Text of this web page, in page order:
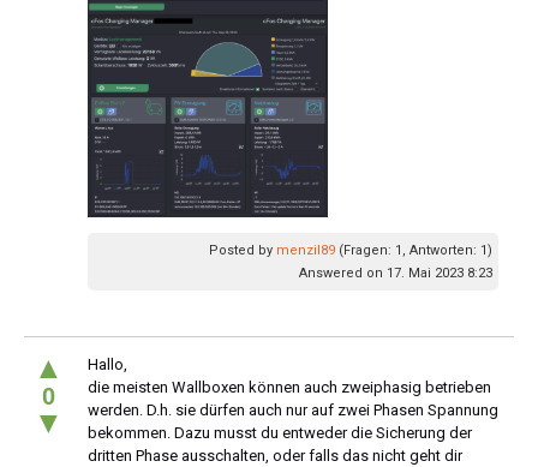
Posted by menzil89 (Fragen: 1, Antworten: 1)
Answered on 17. Mai 2023 8:23
▲
0
▼
Hallo,
die meisten Wallboxen können auch zweiphasig betrieben
werden. D.h. sie dürfen auch nur auf zwei Phasen Spannung
bekommen. Dazu musst du entweder die Sicherung der
dritten Phase ausschalten, oder falls das nicht geht dir